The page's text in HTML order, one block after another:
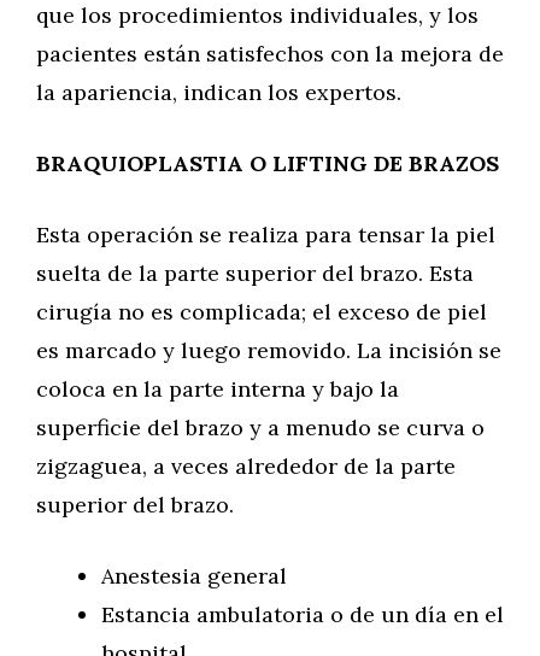
que los procedimientos individuales, y los
pacientes están satisfechos con la mejora de
la apariencia, indican los expertos.
BRAQUIOPLASTIA O LIFTING DE BRAZOS
Esta operación se realiza para tensar la piel
suelta de la parte superior del brazo. Esta
cirugía no es complicada; el exceso de piel
es marcado y luego removido. La incisión se
coloca en la parte interna y bajo la
superficie del brazo y a menudo se curva o
zigzaguea, a veces alrededor de la parte
superior del brazo.
Anestesia general
Estancia ambulatoria o de un día en el